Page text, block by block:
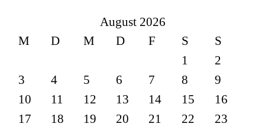
August 2026
M
D M D F S
S
1
2
3
4 5 6 7 8
9
10
11 12 13 14 15
16
17
18 19 20 21 22
23